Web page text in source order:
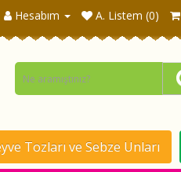
Hesabım A. Listem (0)
Tozları ve Sebze Unları